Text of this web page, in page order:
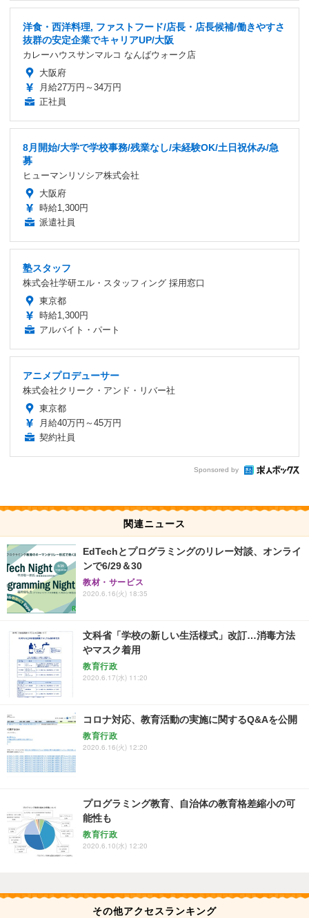
洋食・西洋料理, ファストフード/店長・店長候補/働きやすさ
抜群の安定企業でキャリアUP/大阪
カレーハウスサンマルコ なんばウォーク店
大阪府
月給27万円～34万円
正社員
8月開始/大学で学校事務/残業なし/未経験OK/土日祝休み/急
募
ヒューマンリソシア株式会社
大阪府
時給1,300円
派遣社員
塾スタッフ
株式会社学研エル・スタッフィング 採用窓口
東京都
時給1,300円
アルバイト・パート
アニメプロデューサー
株式会社クリーク・アンド・リバー社
東京都
月給40万円～45万円
契約社員
Sponsored by
関連ニュース
EdTechとプログラミングのリレー対談、オンライ
ンで6/29＆30
教材・サービス
2020.6.16(火) 18:35
文科省「学校の新しい生活様式」改訂…消毒方法
やマスク着用
教育行政
2020.6.17(水) 11:20
コロナ対応、教育活動の実施に関するQ&Aを公開
教育行政
2020.6.16(火) 12:20
プログラミング教育、自治体の教育格差縮小の可
能性も
教育行政
2020.6.10(水) 12:20
その他アクセスランキング